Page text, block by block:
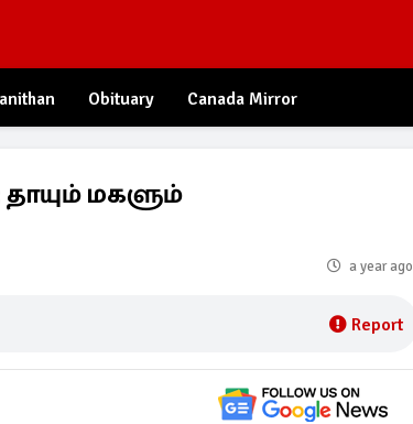
Obituary Canada Mirror
தாயும் மகளும்
a year ago
Report